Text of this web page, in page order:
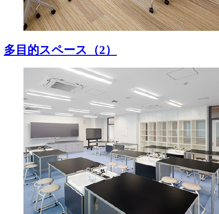
多目的スペース （2）